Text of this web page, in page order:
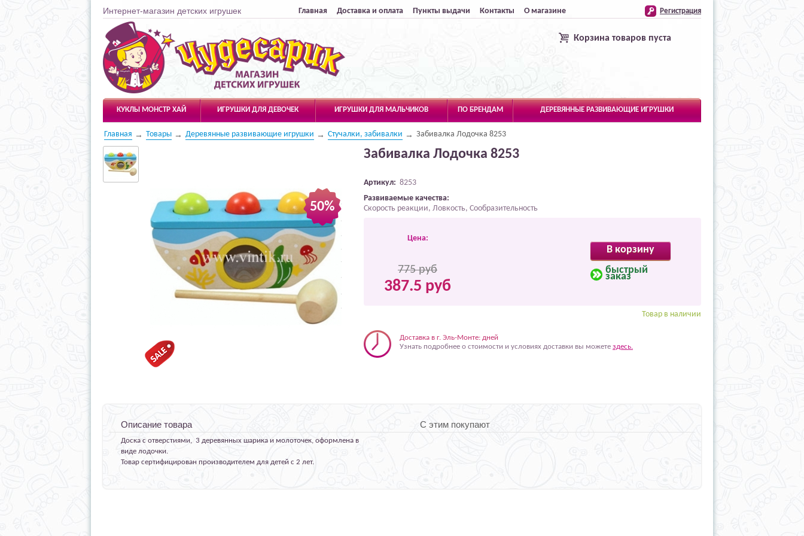
Интернет-магазин детских игрушек Главная Доставка и оплата Пункты выдачи Контакты О магазине Регистрация
Чудесарик
Корзина товаров пуста
КУКЛЫ МОНСТР ХАЙ ИГРУШКИ ДЛЯ ДЕВОЧЕК ИГРУШКИ ДЛЯ МАЛЬЧИКОВ ПО БРЕНДАМ ДЕРЕВЯННЫЕ РАЗВИВАЮЩИЕ ИГРУШКИ
Главная Товары Деревянные развивающие игрушки Стучалки, забивалки Забивалка Лодочка 8253
50%
Забивалка Лодочка 8253
Артикул: 8253
Развиваемые качества:
Скорость реакции, Ловкость, Сообразительность
В корзину
быстрый
заказ
Цена:
775 руб
387.5 руб
Товар в наличии
Доставка в г. Эль-Монте: дней
Узнать подробнее о стоимости и условиях доставки вы можете здесь.
Описание товара С этим покупают
Доска с отверстиями, 3 деревянных шарика и молоточек, оформлена в
виде лодочки.
Товар сертифицирован производителем для детей с 2 лет.